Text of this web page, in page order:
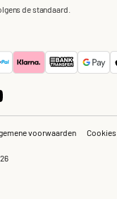
de standaard.
voorwaarden Cookies